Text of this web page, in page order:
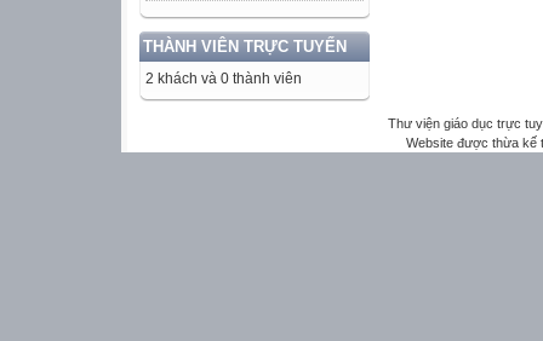
THÀNH VIÊN TRỰC TUYẾN
2 khách và 0 thành viên
Thư viện giáo dục trực
Website được thừa kế